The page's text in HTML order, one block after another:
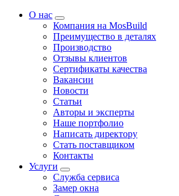
О нас
Компания на MosBuild
Преимущество в деталях
Производство
Отзывы клиентов
Сертификаты качества
Вакансии
Новости
Статьи
Авторы и эксперты
Нашe портфолио
Написать директору
Стать поставщиком
Контакты
Услуги
Служба сервиса
Замер окна